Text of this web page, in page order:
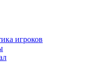
игроков